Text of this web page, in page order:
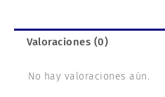
Valoraciones (0)
No hay valoraciones aún.